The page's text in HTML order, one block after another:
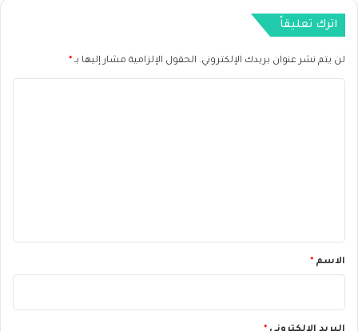
ل
ا
ء
اترك تعليقاً
لن يتم نشر عنوان بريدك الإلكتروني. الحقول الإلزامية مشار إليها بـ *
*الاسم *